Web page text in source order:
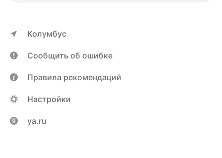
Колумбус
Сообщить об ошибке
Правила рекомендаций
Настройки
ya.ru